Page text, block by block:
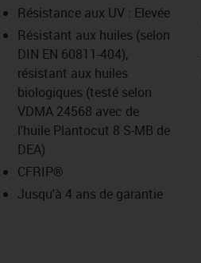
Résistance aux UV : Elevée
Résistant aux huiles (selon
DIN EN 60811-404),
résistant aux huiles
biologiques (testé selon
VDMA 24568 avec de
l'huile Plantocut 8 S-MB de
DEA)
CFRIP®
Jusqu'à 4 ans de garantie